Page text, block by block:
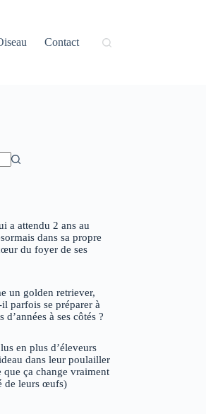
Contact
a attendu 2 ans au
dans sa propre
du foyer de ses
un golden retriever,
parfois se préparer à
d’années à ses côtés ?
en plus d’éleveurs
dans leur poulailler
que ça change vraiment
de leurs œufs)